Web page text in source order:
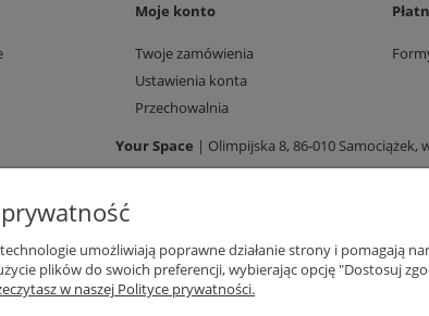
Moje konto
Twoje zamówienia
Ustawienia konta
Przechowalnia
Your Space | Olimpijska 8, 86-010
umożliwiają poprawne działanie strony i pomagają
plików do swoich preferencji, wybierając opcję "Dostosuj
w naszej Polityce prywatności.